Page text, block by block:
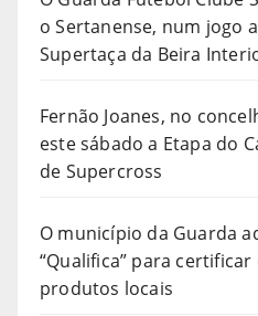
o Sertanense, num jogo
Supertaça da Beira
Fernão Joanes, no
este sábado a Etapa do
de Supercross
O município da Guarda
“Qualifica” para
produtos locais